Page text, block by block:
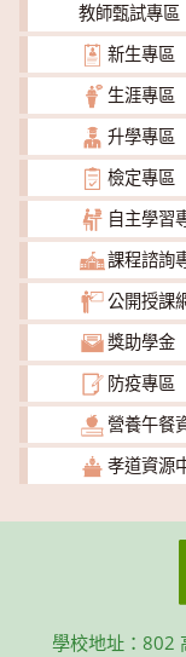
教師甄試專區
新生專區
生涯專區
升學專區
檢定專區
自主學習
課程諮詢
公開授課
獎助學金
防疫專區
營養午餐
孝道資源
學校地址：802